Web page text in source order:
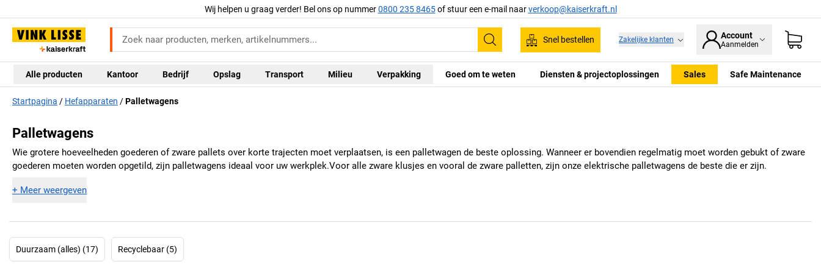
Wij helpen u graag verder! Bel ons op nummer0800 235 8465of stuur een e-mail naarverkoop@kaiserkraft.nl
Zoeken
Snel bestellen Zakelijke klanten Account
Aanmelden
Alle producten Kantoor Bedrijf Opslag Transport Milieu Verpakking Goed om te weten Diensten & projectoplossingen Sales Safe Maintenance
Startpagina Hefapparaten Palletwagens
Palletwagens
Wie grotere hoeveelheden goederen of zware pallets over korte trajecten moet verplaatsen, is een palletwagen de beste oplossing. Wanneer er bovendien regelmatig moet worden gebukt of zware
goederen moeten worden opgetild, zijn palletwagens ideaal voor uw werkplek.Voor alle zware klusjes en vooral de zware palletten, zijn onze elektrische palletwagens de beste die er zijn.
+ Meer weergeven
Duurzaam (alles) (17) Recyclebaar (5)